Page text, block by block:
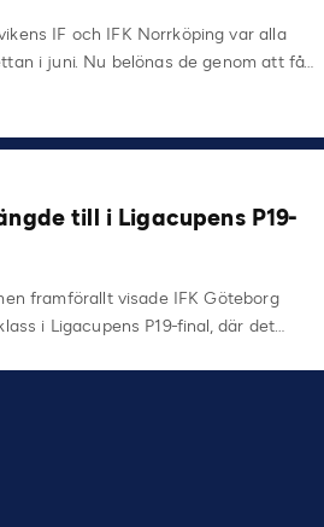
IF och IFK Norrköping var alla
i juni. Nu belönas de genom att få…
till i Ligacupens P19-
framförallt visade IFK Göteborg
i Ligacupens P19-final, där det…